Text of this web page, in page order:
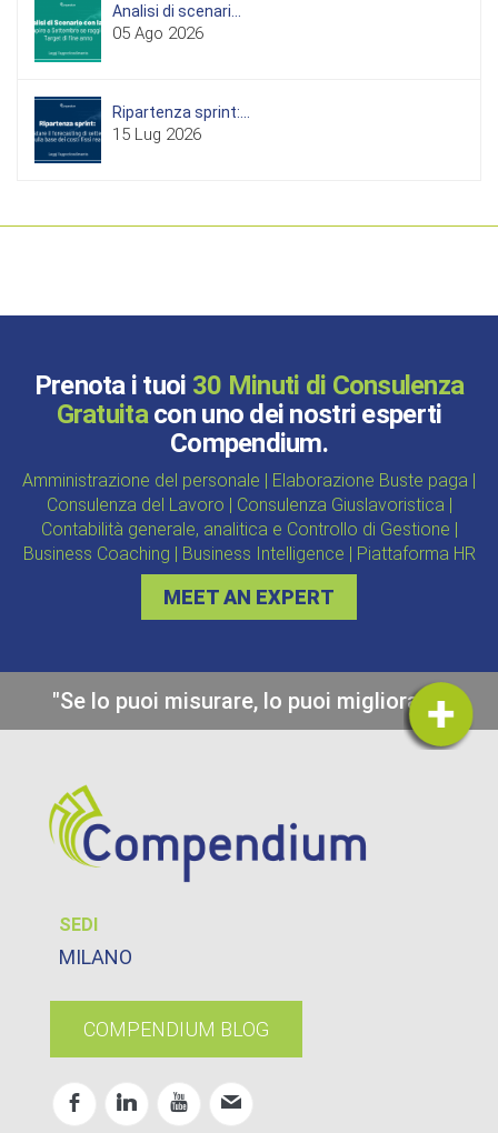
Analisi di scenari...
05 Ago 2026
Ripartenza sprint:...
15 Lug 2026
Prenota i tuoi 30 Minuti di Consulenza
Gratuitacon uno dei nostri esperti
Compendium.
Amministrazione del personale | Elaborazione Buste paga |
Consulenza del Lavoro | Consulenza Giuslavoristica |
Contabilità generale, analitica e Controllo di Gestione |
Business Coaching | Business Intelligence | Piattaforma HR
MEET AN EXPERT
"Se lo puoi misurare, lo puoi migliorare"
SEDI
MILANO
COMPENDIUM BLOG